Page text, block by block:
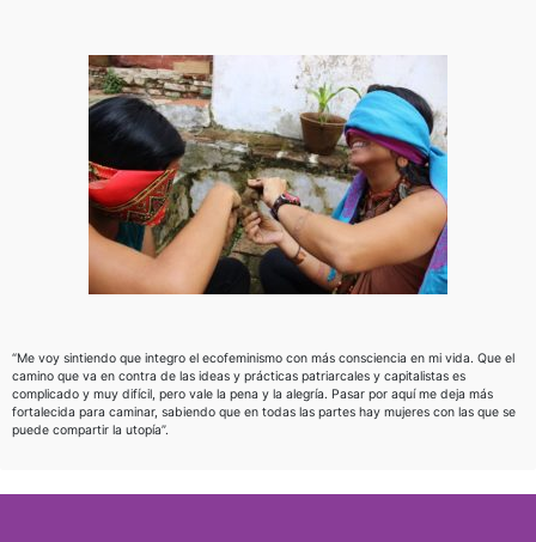
“Me voy sintiendo que integro el ecofeminismo con más consciencia en mi vida. Que el
camino que va en contra de las ideas y prácticas patriarcales y capitalistas es
complicado y muy difícil, pero vale la pena y la alegría. Pasar por aquí me deja más
fortalecida para caminar, sabiendo que en todas las partes hay mujeres con las que se
puede compartir la utopía”.